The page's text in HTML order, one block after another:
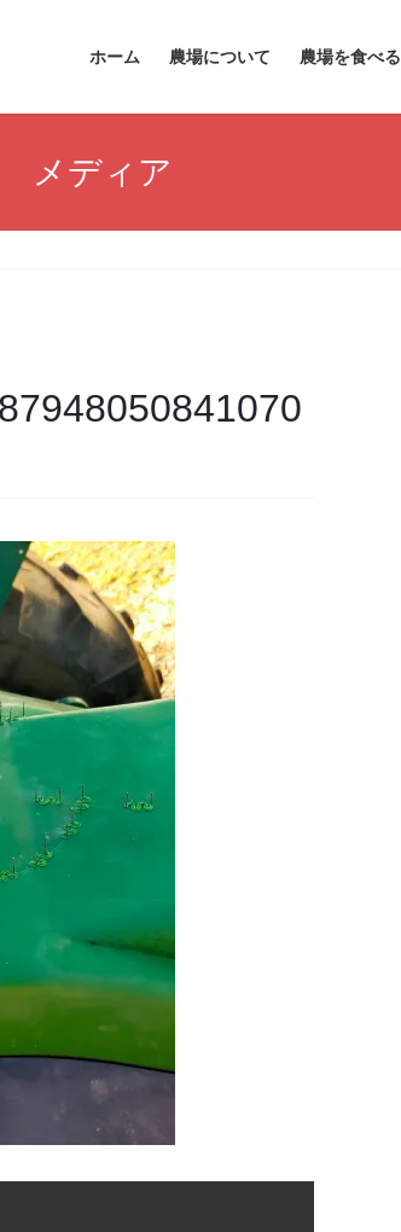
ホーム 農場について 農場を食べる
メディア